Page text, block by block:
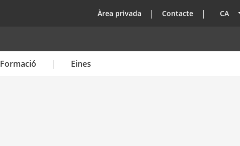
top
Àrea privada Contacte CA
Formació Eines